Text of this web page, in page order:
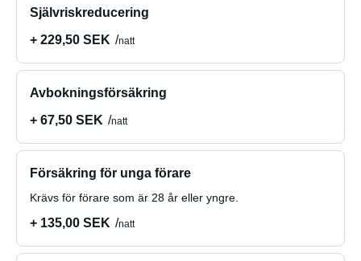
Självriskreducering
+ 229,50 SEK
natt
Avbokningsförsäkring
+ 67,50 SEK
natt
Försäkring för unga förare
Krävs för förare som är 28 år eller yngre.
+ 135,00 SEK natt